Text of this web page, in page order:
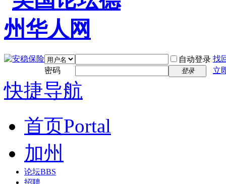
自动登录 找
密码
登录 立
快捷导航
首页Portal
加州
论坛BBS
招聘